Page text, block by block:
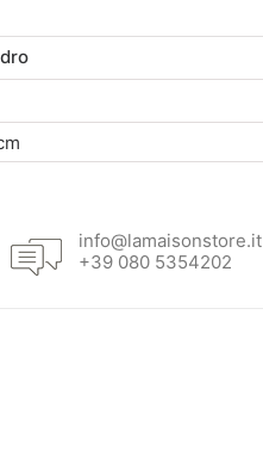
è:
info@lamaisonstore.it
+39 080 5354202